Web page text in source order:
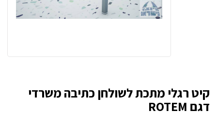
קיט רגלי מתכת לשולחן כתיבה משרדי
דגם ROTEM